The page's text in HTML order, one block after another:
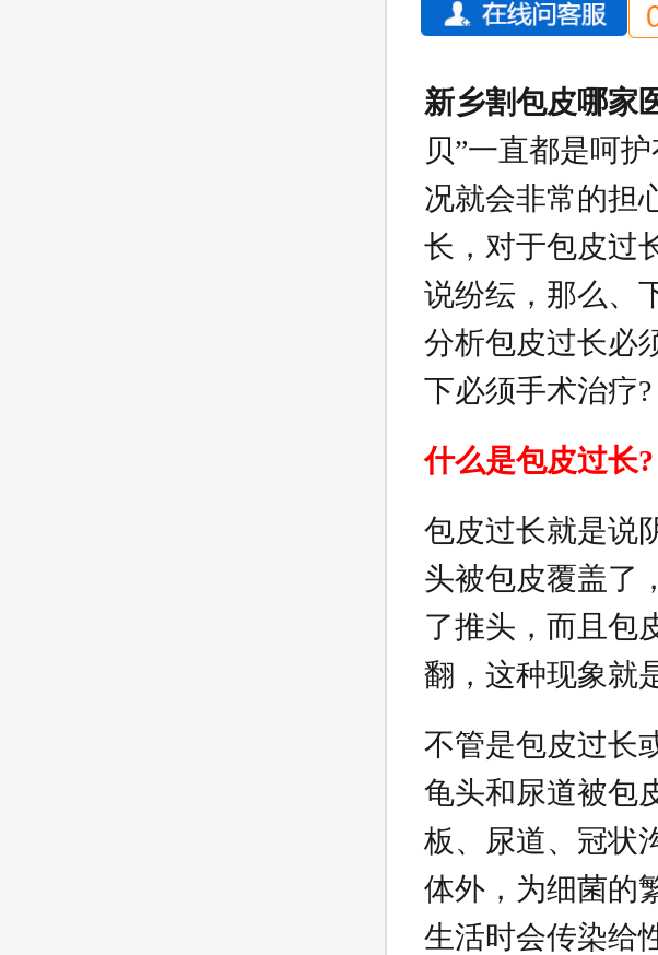
新乡割包皮哪家
贝”一直都是呵
况就会非常的担
长，对于包皮过
说纷纭，那么、
分析包皮过长必
下必须手术治疗?
什么是包皮过长?
包皮过长就是说
头被包皮覆盖了
了推头，而且包
翻，这种现象就
不管是包皮过长
龟头和尿道被包
板、尿道、冠状
体外，为细菌的
生活时会传染给